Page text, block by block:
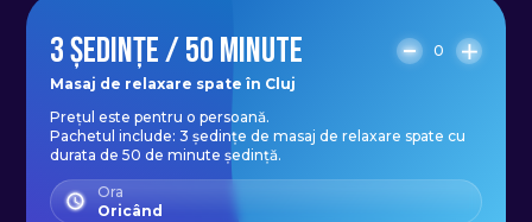
3 ȘEDINȚE / 50 MINUTE
0
Masaj de relaxare spate în Cluj
Prețul este pentru o persoană.
Pachetul include: 3 ședințe de masaj de relaxare spate cu
durata de 50 de minute ședință.
Ora
Oricând